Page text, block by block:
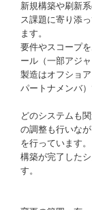
新規構築や刷新
ス課題に寄り添
ます。
要件やスコープ
ール（一部アジ
製造はオフショ
パートナメンバ
どのシステムも
の調整も行いな
を行っています。
構築が完了した
す。